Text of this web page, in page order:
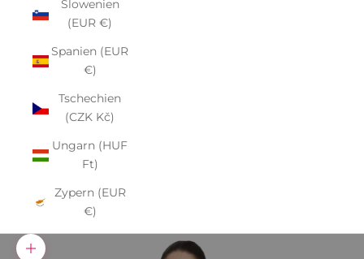
Slowenien
(EUR €)
Spanien (EUR
€)
Tschechien
(CZK Kč)
Ungarn (HUF
Ft)
Zypern (EUR
€)